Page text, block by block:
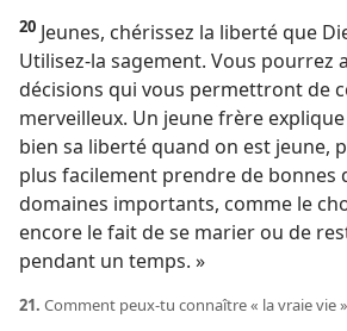
20 Jeunes, chérissez la liberté que
Utilisez-​la sagement. Vous pourrez
décisions qui vous permettront de
merveilleux. Un jeune frère
bien sa liberté quand on est jeune,
plus facilement prendre de bonnes
domaines importants, comme le
encore le fait de se marier ou de
pendant un temps. »
21. Comment peux-​tu connaître « la vraie vie